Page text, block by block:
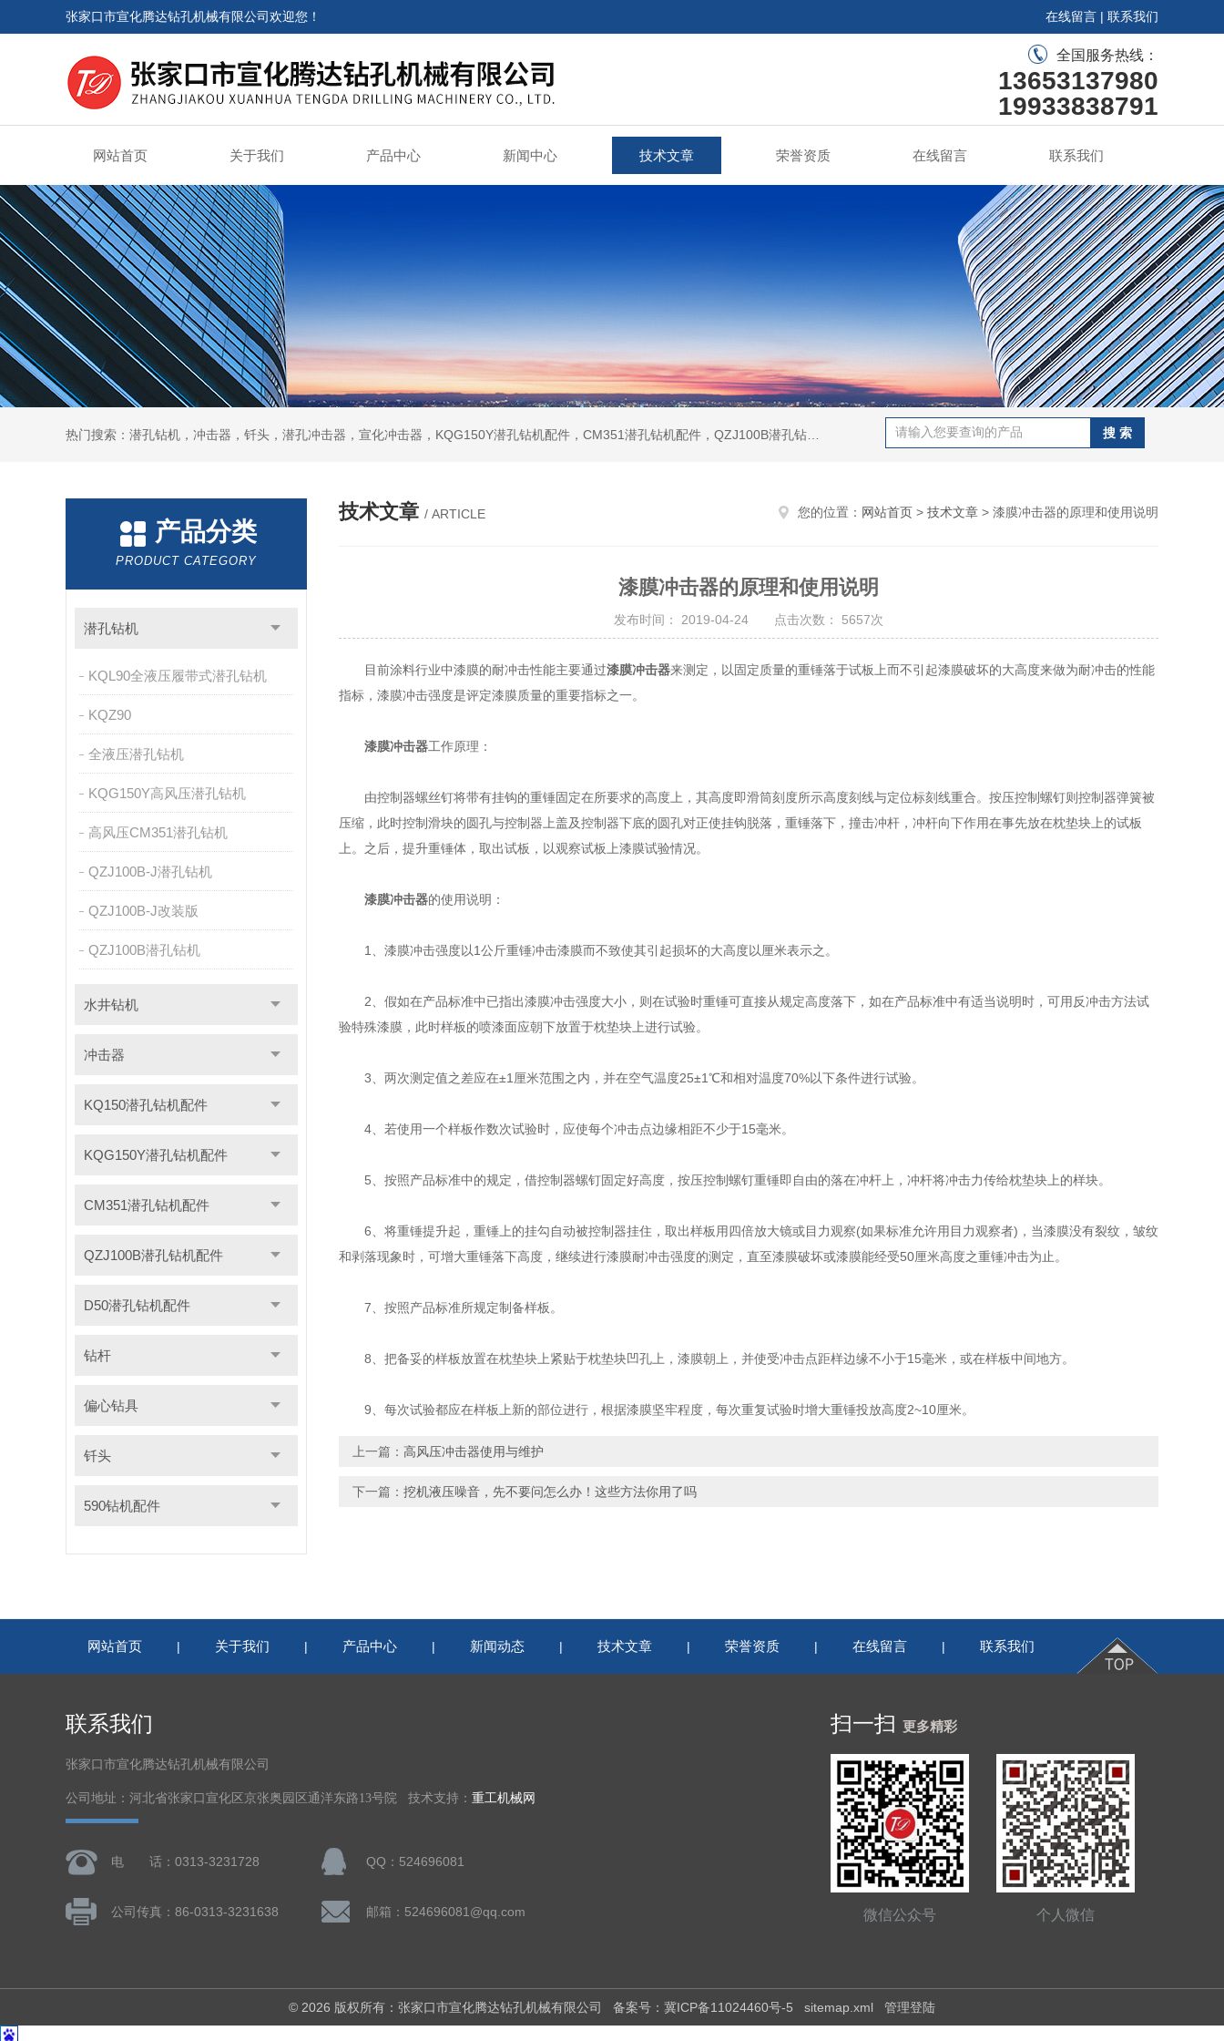
张家口市宣化腾达钻孔机械有限公司欢迎您！ 在线留言 | 联系我们
全国服务热线：
13653137980
19933838791
网站首页 关于我们 产品中心 新闻中心 技术文章 荣誉资质 在线留言 联系我们
产品分类
PRODUCT CATEGORY
潜孔钻机
KQL90全液压履带式潜孔钻机
KQZ90
全液压潜孔钻机
KQG150Y高风压潜孔钻机
高风压CM351潜孔钻机
QZJ100B-J潜孔钻机
QZJ100B-J改装版
QZJ100B潜孔钻机
水井钻机
冲击器
KQ150潜孔钻机配件
KQG150Y潜孔钻机配件
CM351潜孔钻机配件
QZJ100B潜孔钻机配件
D50潜孔钻机配件
钻杆
偏心钻具
钎头
590钻机配件
技术文章 / ARTICLE 您的位置： 网站首页 > 技术文章 > 漆膜冲击器的原理和使用说明
漆膜冲击器的原理和使用说明
发布时间： 2019-04-24 点击次数： 5657次
目前涂料行业中漆膜的耐冲击性能主要通过漆膜冲击器来测定，以固定质量的重锤落于试板上而不引起漆膜破坏的大高度来做为耐冲击的性能
指标，漆膜冲击强度是评定漆膜质量的重要指标之一。
漆膜冲击器工作原理：
由控制器螺丝钉将带有挂钩的重锤固定在所要求的高度上，其高度即滑筒刻度所示高度刻线与定位标刻线重合。按压控制螺钉则控制器弹簧被
压缩，此时控制滑块的圆孔与控制器上盖及控制器下底的圆孔对正使挂钩脱落，重锤落下，撞击冲杆，冲杆向下作用在事先放在枕垫块上的试板
上。之后，提升重锤体，取出试板，以观察试板上漆膜试验情况。
漆膜冲击器的使用说明：
1、漆膜冲击强度以1公斤重锤冲击漆膜而不致使其引起损坏的大高度以厘米表示之。
2、假如在产品标准中已指出漆膜冲击强度大小，则在试验时重锤可直接从规定高度落下，如在产品标准中有适当说明时，可用反冲击方法试
验特殊漆膜，此时样板的喷漆面应朝下放置于枕垫块上进行试验。
3、两次测定值之差应在±1厘米范围之内，并在空气温度25±1℃和相对温度70%以下条件进行试验。
4、若使用一个样板作数次试验时，应使每个冲击点边缘相距不少于15毫米。
5、按照产品标准中的规定，借控制器螺钉固定好高度，按压控制螺钉重锤即自由的落在冲杆上，冲杆将冲击力传给枕垫块上的样块。
6、将重锤提升起，重锤上的挂勾自动被控制器挂住，取出样板用四倍放大镜或目力观察(如果标准允许用目力观察者)，当漆膜没有裂纹，皱纹
和剥落现象时，可增大重锤落下高度，继续进行漆膜耐冲击强度的测定，直至漆膜破坏或漆膜能经受50厘米高度之重锤冲击为止。
7、按照产品标准所规定制备样板。
8、把备妥的样板放置在枕垫块上紧贴于枕垫块凹孔上，漆膜朝上，并使受冲击点距样边缘不小于15毫米，或在样板中间地方。
9、每次试验都应在样板上新的部位进行，根据漆膜坚牢程度，每次重复试验时增大重锤投放高度2~10厘米。
上一篇： 高风压冲击器使用与维护
下一篇： 挖机液压噪音，先不要问怎么办！这些方法你用了吗
网站首页 | 关于我们 | 产品中心 | 新闻动态 | 技术文章 | 荣誉资质 | 在线留言 | 联系我们
联系我们
张家口市宣化腾达钻孔机械有限公司
公司地址：河北省张家口宣化区京张奥园区通洋东路13号院 技术支持： 重工机械网
电 话：0313-3231728 QQ：524696081
公司传真：86-0313-3231638 邮箱：524696081@qq.com
扫一扫 更多精彩
微信公众号 个人微信
© 2026 版权所有：张家口市宣化腾达钻孔机械有限公司 备案号：冀ICP备11024460号-5 sitemap.xml 管理登陆